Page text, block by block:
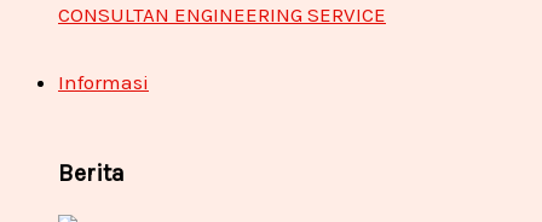
CONSULTAN ENGINEERING SERVICE
Informasi
Berita